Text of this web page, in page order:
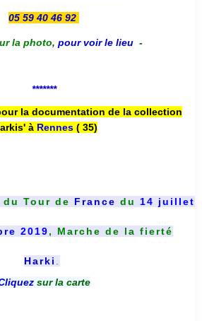
05 59 40 46 92
la photo, pour voir le lieu -
*******
la documentation de la collection
à Rennes( 35)
du Tour de France du 14 juillet
2019, Marche de la fierté
Harki
sur la carte